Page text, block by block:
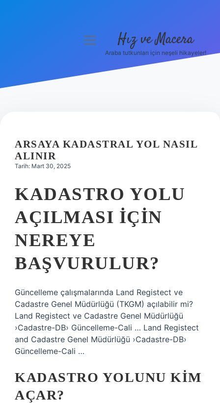
Hakkımızda
menüyü
Hız ve Macera
Araba tutkunları için neşeli hikayeler!
ARSAYA KADASTRAL YOL NASIL
ALINIR
Tarih: Mart 30, 2025
KADASTRO YOLU
AÇILMASI IÇIN
NEREYE
BAŞVURULUR?
Güncelleme çalışmalarında Land Registect ve
Cadastre Genel Müdürlüğü (TKGM) açılabilir mi?
Land Registect ve Cadastre Genel Müdürlüğü
›Cadastre-DB› Güncelleme-Cali … Land Registect
and Cadastre Genel Müdürlüğü ›Cadastre-DB›
Güncelleme-Cali …
KADASTRO YOLUNU KIM
AÇAR?